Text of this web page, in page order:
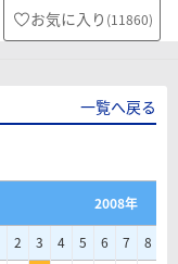
お気に入り (11860)
一覧へ戻る
2008年
2 3 4 5 6 7 8